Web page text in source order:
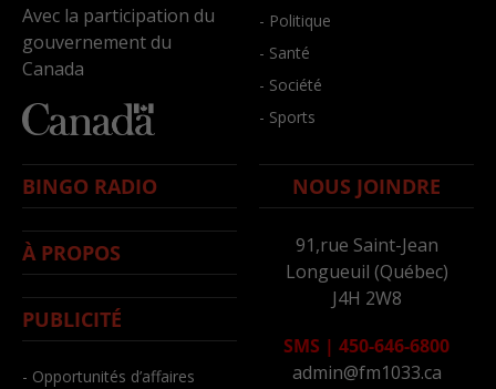
Avec la participation du
gouvernement du
Canada
- Politique
- Santé
- Société
- Sports
BINGO RADIO
À PROPOS
PUBLICITÉ
- Opportunités d’affaires
NOUS JOINDRE
91,rue Saint-Jean
Longueuil (Québec)
J4H 2W8
SMS | 450-646-6800
admin@fm1033.ca